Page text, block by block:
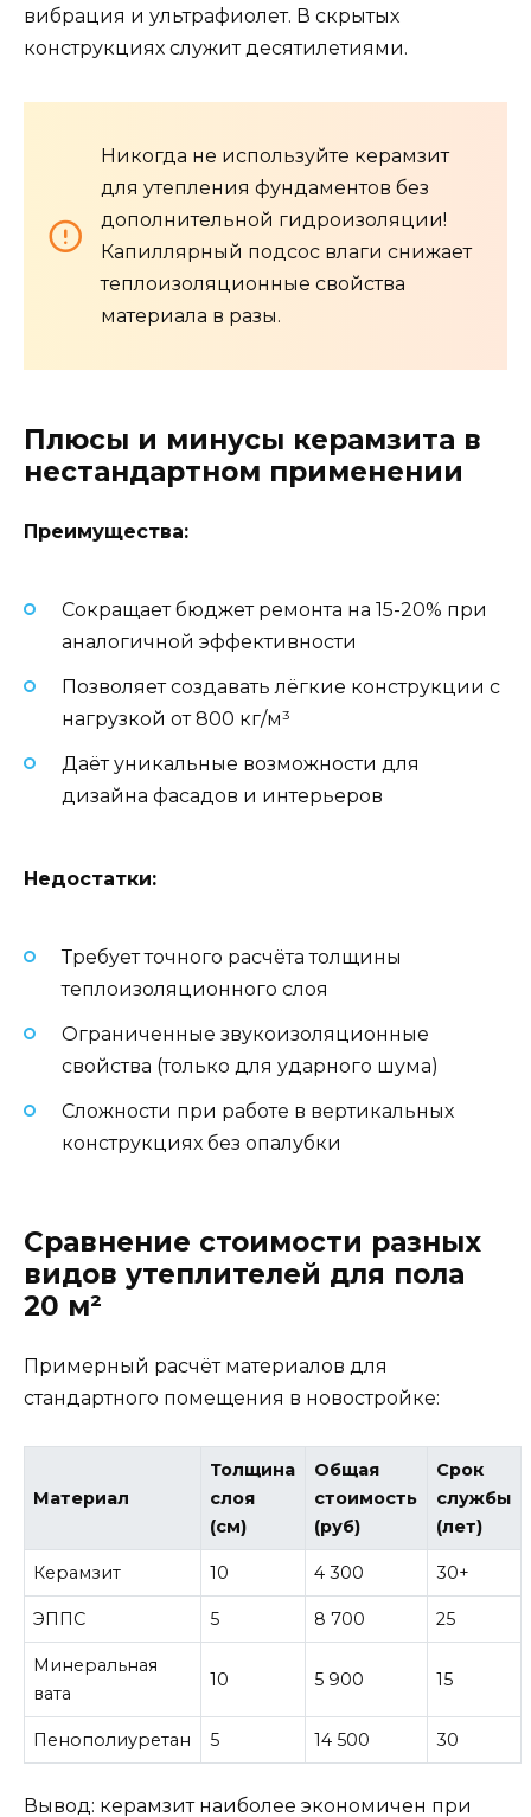
вибрация и ультрафиолет. В скрытых
конструкциях служит десятилетиями.
Никогда не используйте керамзит
для утепления фундаментов без
дополнительной гидроизоляции!
Капиллярный подсос влаги снижает
теплоизоляционные свойства
материала в разы.
Плюсы и минусы керамзита в
нестандартном применении
Преимущества:
Сокращает бюджет ремонта на 15-20% при
аналогичной эффективности
Позволяет создавать лёгкие конструкции с
нагрузкой от 800 кг/м³
Даёт уникальные возможности для
дизайна фасадов и интерьеров
Недостатки:
Требует точного расчёта толщины
теплоизоляционного слоя
Ограниченные звукоизоляционные
свойства (только для ударного шума)
Сложности при работе в вертикальных
конструкциях без опалубки
Сравнение стоимости разных
видов утеплителей для пола
20 м²
Примерный расчёт материалов для
стандартного помещения в новостройке:
Материал
Толщина
слоя
(см)
Общая
стоимость
(руб)
Срок
службы
(лет)
Керамзит 10 4 300 30+
ЭППС 5 8 700 25
Минеральная
вата
10 5 900 15
Пенополиуретан 5 14 500 30
Вывод: керамзит наиболее экономичен при